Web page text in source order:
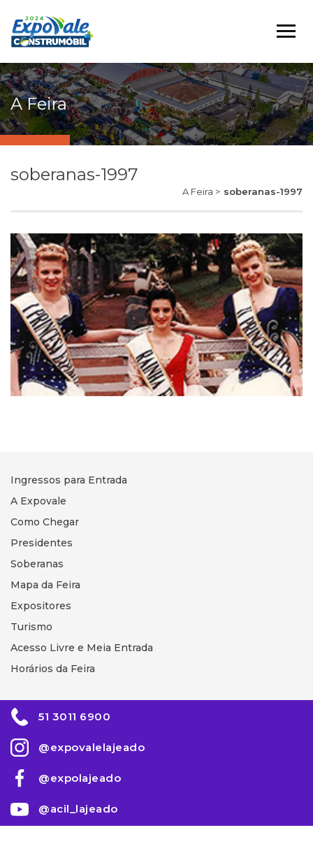
A Feira
soberanas-1997
A Feira > soberanas-1997
Ingressos para Entrada
A Expovale
Como Chegar
Presidentes
Soberanas
Mapa da Feira
Expositores
Turismo
Acesso Livre e Meia Entrada
Horários da Feira
51 3011 6900
@expovalelajeado
@expolajeado
@acil_lajeado